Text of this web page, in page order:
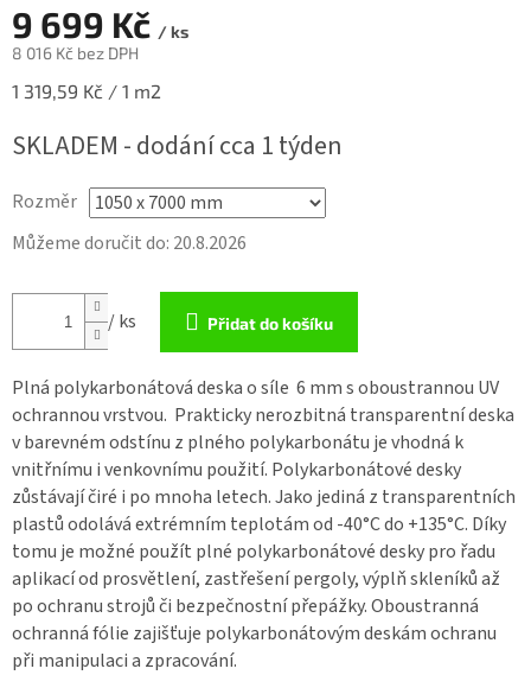
9 699 Kč / ks
8 016 Kč bez DPH
Měrná
1 319,59 Kč / 1 m2
SKLADEM - dodání cca 1 týden
Rozměr
Můžeme doručit do: 20.8.2026
/ ks Přidat do košíku
Plná polykarbonátová deska o síle 6 mms oboustrannou UV
ochrannou vrstvou. Prakticky nerozbitná transparentní deska
v barevném odstínu z plného polykarbonátu je vhodná k
vnitřnímu i venkovnímu použití. Polykarbonátové desky
zůstávají čiré i po mnoha letech. Jako jediná z transparentních
plastů odolává extrémním teplotám od -40°C do +135°C. Díky
tomu je možné použít plné polykarbonátové deskypro řadu
aplikací od prosvětlení, zastřešení pergoly, výplň skleníků až
po ochranu strojů či bezpečnostní přepážky. Oboustranná
ochranná fólie zajišťuje polykarbonátovým deskámochranu
při manipulaci a zpracování.